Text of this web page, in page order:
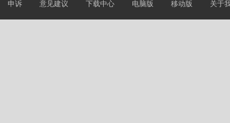
申诉 意见建议 下载中心 电脑版 移动版 关于